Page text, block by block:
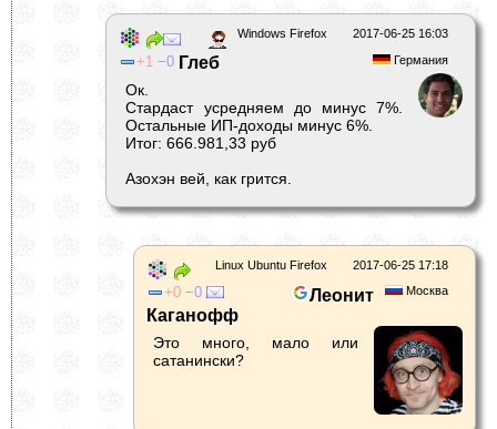
2017-06-25 16:03
Windows Firefox
Германия
1 0 Глеб
Ок.
Стардаст усредняем до минус 7%.
Остальные ИП-доходы минус 6%.
Итог: 666.981,33 руб
Азохэн вей, как грится.
2017-06-25 17:18
Linux Ubuntu Firefox
Москва
0 0
Леонит
Каганофф
Это много, мало или
сатанински?